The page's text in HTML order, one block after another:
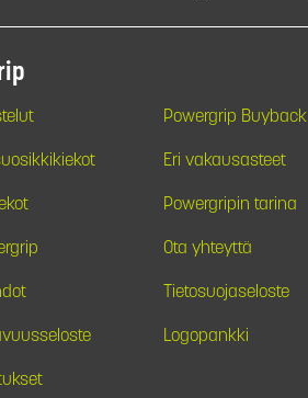
Powergrip Buyback
Eri vakausasteet
Powergripin tarina
Ota yhteyttä
Tietosuojaseloste
Logopankki